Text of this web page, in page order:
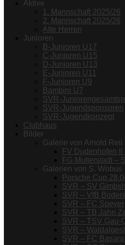
Aktive
1. Mannschaft 2025/26
2. Mannschaft 2025/26
Alte Herren
Junioren
B-Junioren U17
C-Junioren U15
D-Junioren U13
E-Junioren U11
F-Junioren U9
Bambini U7
SVR-
SVR-Jugendsponsoren
SVR-Jugendkonzept
Clubhaus
Bilder
Galerie von Arnold Reil
FV Dudenhofen II
FG Mutterstadt –
Galerien von S. Wobus
Porsche Cup
SVR – SV
SVR – VfB
SVR – FC Speyer
SVR – TB Jahn
SVR – TSV Gau-
SVR –
SVR – FC